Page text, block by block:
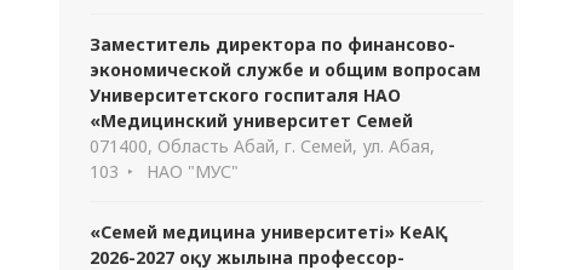
Заместитель директора по финансово-
экономической службе и общим вопросам
Университетского госпиталя НАО
«Медицинский университет Семей
071400, Область Абай, г. Семей, ул. Абая,
103
НАО "МУС"
«Семей медицина университеті» КеАҚ
2026-2027 оқу жылына профессор-